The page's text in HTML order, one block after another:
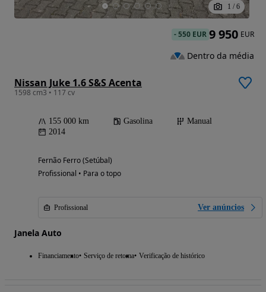
1 / 6
Nissan Juke 1.6 S&S Acenta
1598 cm3 • 117 cv
155 000 km Gasolina
Manual
2014
Fernão Ferro (Setúbal)
Profissional • Para o topo
Profissional Ver anúncios
Janela Auto
Financiamento Serviço de retoma Verificação de histórico
-550 EUR 9 950 EUR
Dentro da média